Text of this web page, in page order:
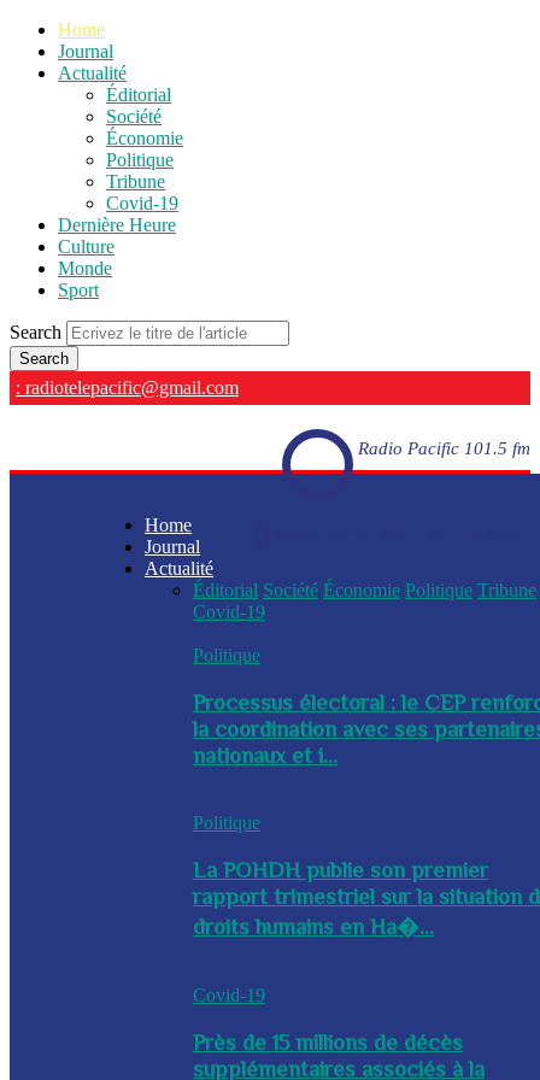
Home
Journal
Actualité
Éditorial
Société
Économie
Politique
Tribune
Covid-19
Dernière Heure
Culture
Monde
Sport
Search
: radiotelepacific@gmail.com
Radio Pacific 101.5 fm
Home
Journal
Actualité
Éditorial Société Économie Politique Tribune
Covid-19
Politique
Processus électoral : le CEP
la coordination avec ses
nationaux et i...
Politique
La POHDH publie son premier
rapport trimestriel sur la situation
droits humains en Ha�...
Covid-19
Près de 15 millions de décès
supplémentaires associés à la